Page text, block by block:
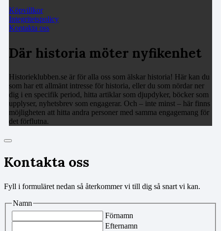
Köpvillkor
Integritetspolicy
Kontakta oss
Där historia möter nyfikenhet
Historieklubben.se är för alla oss som älskar historia! Här kan du
som har ett allmänt intresse för historia, eller du som nördar ner
dig i en specifik period, hitta artiklar som djupdyker, böcker som
upplyser, nyhetsbrev som engagerar. Och – inte minst – här finns
möjligheten att hitta andra personer med samma engagemang för
det förflutna.
Kontakta oss
Fyll i formuläret nedan så återkommer vi till dig så snart vi kan.
Namn
Förnamn
Efternamn